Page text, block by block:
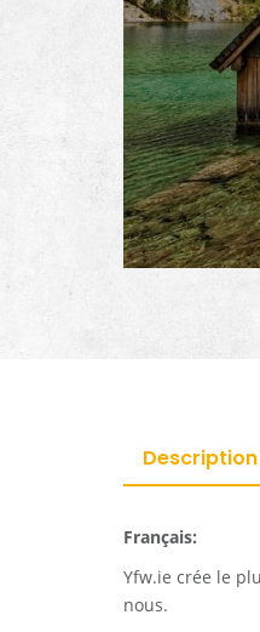
Description
Français:
Yfw.ie crée le
nous.